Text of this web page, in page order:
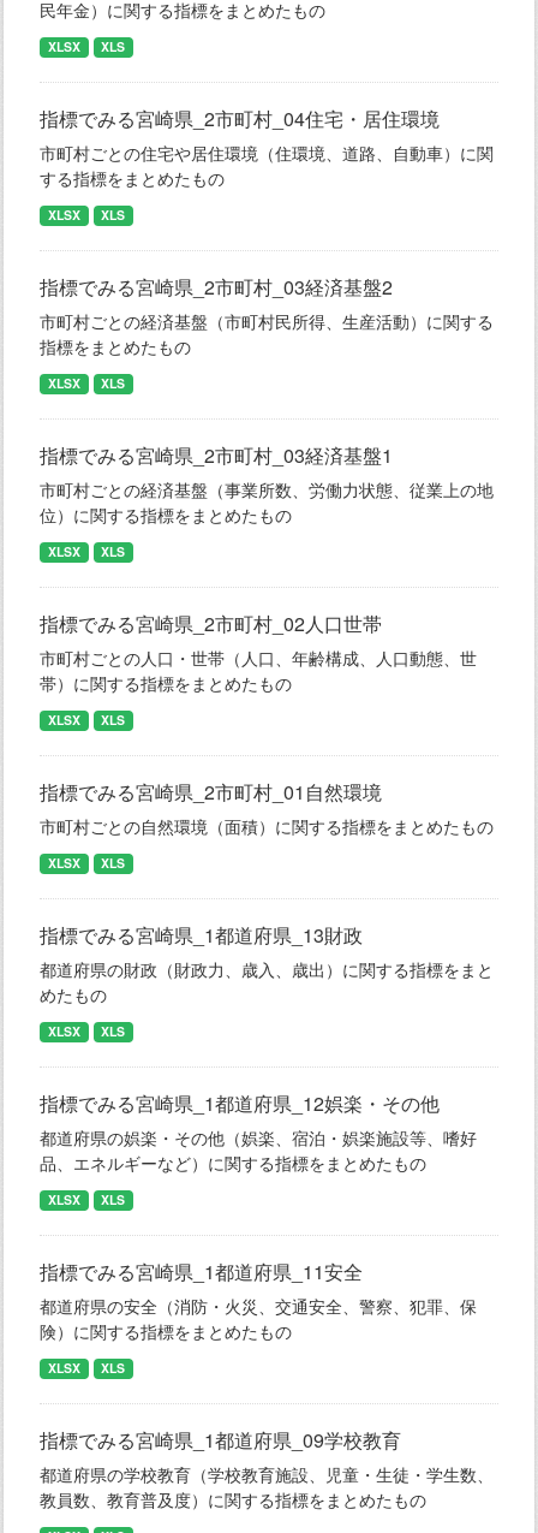
民年金）に関する指標をまとめたもの
XLSX XLS
指標でみる宮崎県_2市町村_04住宅・居住環境
市町村ごとの住宅や居住環境（住環境、道路、自動車）に関
する指標をまとめたもの
XLSX XLS
指標でみる宮崎県_2市町村_03経済基盤2
市町村ごとの経済基盤（市町村民所得、生産活動）に関する
指標をまとめたもの
XLSX XLS
指標でみる宮崎県_2市町村_03経済基盤1
市町村ごとの経済基盤（事業所数、労働力状態、従業上の地
位）に関する指標をまとめたもの
XLSX XLS
指標でみる宮崎県_2市町村_02人口世帯
市町村ごとの人口・世帯（人口、年齢構成、人口動態、世
帯）に関する指標をまとめたもの
XLSX XLS
指標でみる宮崎県_2市町村_01自然環境
市町村ごとの自然環境（面積）に関する指標をまとめたもの
XLSX XLS
指標でみる宮崎県_1都道府県_13財政
都道府県の財政（財政力、歳入、歳出）に関する指標をまと
めたもの
XLSX XLS
指標でみる宮崎県_1都道府県_12娯楽・その他
都道府県の娯楽・その他（娯楽、宿泊・娯楽施設等、嗜好
品、エネルギーなど）に関する指標をまとめたもの
XLSX XLS
指標でみる宮崎県_1都道府県_11安全
都道府県の安全（消防・火災、交通安全、警察、犯罪、保
険）に関する指標をまとめたもの
XLSX XLS
指標でみる宮崎県_1都道府県_09学校教育
都道府県の学校教育（学校教育施設、児童・生徒・学生数、
教員数、教育普及度）に関する指標をまとめたもの